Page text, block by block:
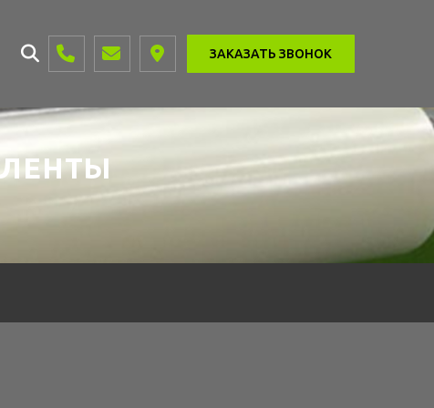
ЗАКАЗАТЬ ЗВОНОК